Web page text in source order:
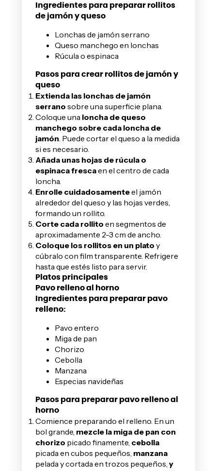
Ingredientes para preparar rollitos
de jamón y queso
Lonchas de jamón serrano
Queso manchego en lonchas
Rúcula o espinaca
Pasos para crear rollitos de jamón y
queso
Extienda las lonchas de jamón
serrano sobre una superficie plana.
Coloque una loncha de queso
manchego sobre cada loncha de
jamón . Puede cortar el queso a la medida
si es necesario.
Añada unas hojas de rúcula o
espinaca frescaen el centro de cada
loncha.
Enrolle cuidadosamenteel jamón
alrededor del queso y las hojas verdes,
formando un rollito.
Corte cada rollito en segmentos de
aproximadamente 2-3 cm de ancho.
Coloque los rollitos en un plato y
cúbralo con film transparente. Refrigere
hasta que estés listo para servir.
Platos principales
Pavo relleno al horno
Ingredientes para preparar pavo
relleno:
Pavo entero
Miga de pan
Chorizo
Cebolla
Manzana
Especias navideñas
Pasos para preparar pavo relleno al
horno
Comience preparando el relleno. En un
bol grande, mezcle la miga de pan con
chorizo picado finamente, cebolla
picada en cubos pequeños, manzana
pelada y cortada en trozos pequeños,y